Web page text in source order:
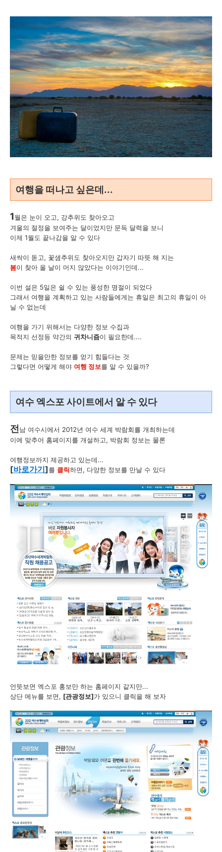
여행을 떠나고 싶은데...
1월은 눈이 오고, 강추위도 찾아오고
겨울의 절정을 보여주는 달이었지만 문득 달력을 보니
이제 1월도 끝나감을 알 수 있다
새싹이 돋고, 꽃샘추위도 찾아오지만 갑자기 따뜻 해 지는
봄이 찾아 올 날이 머지 않았다는 이야기인데...
이번 설은 5일은 쉴 수 있는 풍성한 명절이 되었다
그래서 여행을 계획하고 있는 사람들에게는 휴일은 최고의 휴일이 아
닐 수 없는데
여행을 가기 위해서는 다양한 정보 수집과
목적지 선정등 약간의 귀차니즘이 필요한데....
문제는 믿을만한 정보를 얻기 힘들다는 것
그렇다면 어떻게 해야 여행 정보를 알 수 있을까?
여수 엑스포 사이트에서 알 수 있다
전남 여수시에서 2012년 여수 세계 박람회를 개최하는데
이에 맞추어 홈페이지를 개설하고, 박람회 정보는 물론
여행정보까지 제공하고 있는데...
[바로가기]를 클릭하면, 다양한 정보를 만날 수 있다
언뜻보면 엑스포 홍보만 하는 홈페이지 같지만...
상단 메뉴를 보면, [관광정보]가 있으니 클릭을 해 보자